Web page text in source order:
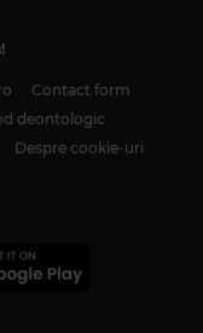
Contact form
deontologic
Despre cookie-uri